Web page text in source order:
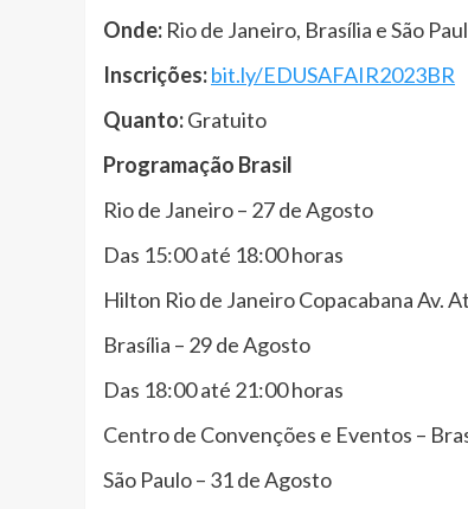
Onde: Rio de Janeiro, Brasília e São
Inscrições:bit.ly/EDUSAFAIR2023BR
Quanto:Gratuito
Programação Brasil
Rio de Janeiro – 27 de Agosto
Das 15:00 até 18:00 horas
Hilton Rio de Janeiro Copacabana Av.
Brasília – 29 de Agosto
Das 18:00 até 21:00 horas
Centro de Convenções e Eventos –
São Paulo – 31 de Agosto